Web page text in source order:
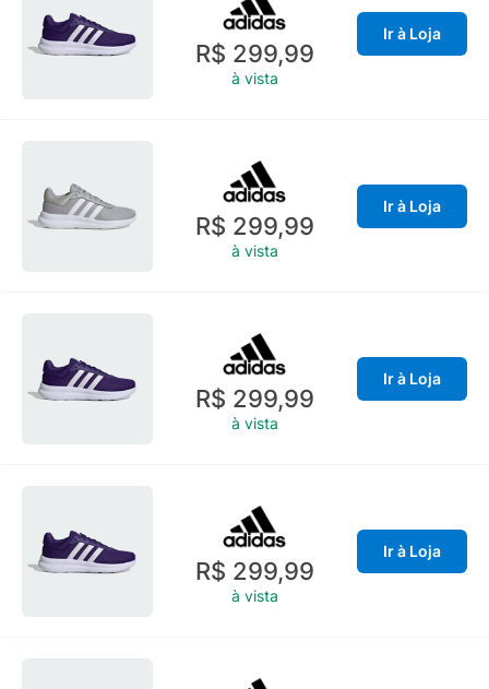
R$ 299,99
à vista
Ir à Loja
R$ 299,99
à vista
Ir à Loja
R$ 299,99
à vista
Ir à Loja
R$ 299,99
à vista
Ir à Loja